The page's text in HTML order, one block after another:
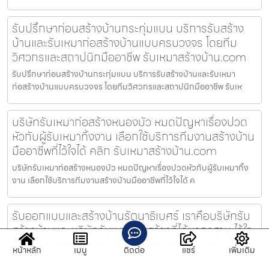
รับปรึกษาก่อนสร้างบ้านกระทุ่มแบน บริการรับสร้าง
บ้านและรับเหมาก่อสร้างบ้านแบบครบวงจร โดยทีม
วิศวกรและสถาปนิกมืออาชีพ รับเหมาสร้างบ้าน.com
รับปรึกษาก่อนสร้างบ้านกระทุ่มแบน บริการรับสร้างบ้านและรับเหมา
ก่อสร้างบ้านแบบครบวงจร โดยทีมวิศวกรและสถาปนิกมืออาชีพ รับเห
บริษัทรับเหมาก่อสร้างหนองบัว หมดปัญหาเรื่องปวด
หัวกับผู้รับเหมาทิ้งงาน เลือกใช้บริการทีมงานสร้างบ้าน
มืออาชีพที่ไว้ใจได้ คลิก รับเหมาสร้างบ้าน.com
บริษัทรับเหมาก่อสร้างหนองบัว หมดปัญหาเรื่องปวดหัวกับผู้รับเหมาทิ้ง
งาน เลือกใช้บริการทีมงานสร้างบ้านมืออาชีพที่ไว้ใจได้ ค
รับออกแบบและสร้างบ้านรัตนาธิเบศร์ เราคือบริษัทรับ
สร้างบ้านและบริษัทรับเหมาก่อสร้างที่ได้มาตรฐาน ไว้ใจ
ได้ ไร้ประวัติการทิ้งงาน รับเหมาสร้างบ้าน.com
หน้าหลัก เมนู ติดต่อ แชร์ เพิ่มเติม